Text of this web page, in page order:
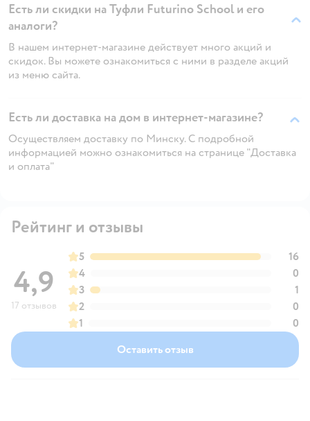
Есть ли скидки на Туфли Futurino School и его
аналоги?
В нашем интернет-магазине действует много акций и
скидок. Вы можете ознакомиться с ними в разделе акций
из меню сайта.
Есть ли доставка на дом в интернет-магазине?
Осуществляем доставку по Минску. С подробной
информацией можно ознакомиться на странице "Доставка
и оплата"
Рейтинг и отзывы
4,9
17 отзывов
5
16
4
0
3
1
2
0
1
0
Оставить отзыв